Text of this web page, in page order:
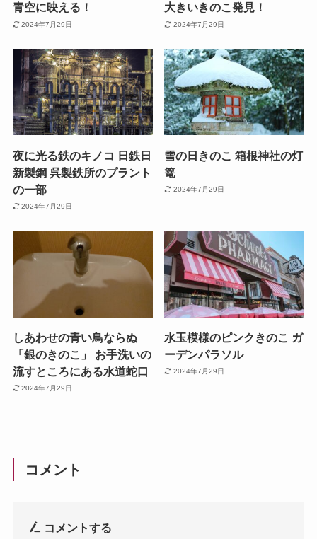
青空に映える！
2024年7月29日
大きいきのこ発見！
2024年7月29日
夜に光る鉄のキノコ 日鉄日
新製鋼 呉製鉄所のプラント
の一部
2024年7月29日
雪の日きのこ 箱根神社の灯
篭
2024年7月29日
しあわせの青い鳥ならぬ
「銀のきのこ」 お手洗いの
流すところにある水道蛇口
2024年7月29日
水玉模様のピンクきのこ ガ
ーデンパラソル
2024年7月29日
コメント
コメントする